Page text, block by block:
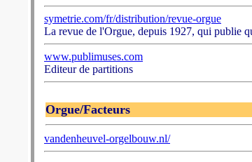
symetrie.com/fr/distribution/revue-orgue
La revue de l'Orgue, depuis 1927, qui publie
www.publimuses.com
Editeur de partitions
Orgue/Facteurs
vandenheuvel-orgelbouw.nl/